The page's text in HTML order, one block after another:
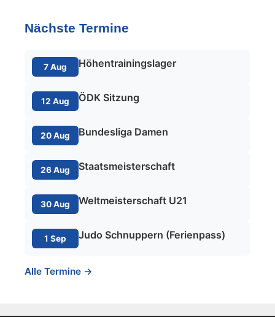
Nächste Termine
7 Aug Höhentrainingslager
12 Aug ÖDK Sitzung
20 Aug Bundesliga Damen
26 Aug Staatsmeisterschaft
30 Aug Weltmeisterschaft U21
1 Sep Judo Schnuppern (Ferienpass)
Alle Termine →